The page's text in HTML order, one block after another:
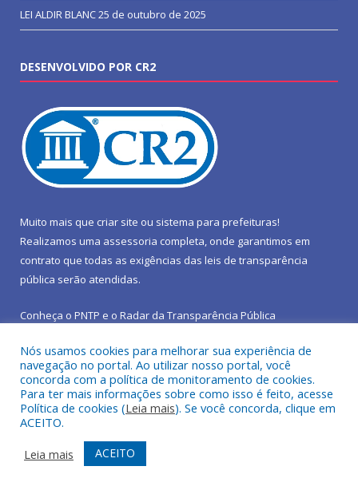
LEI ALDIR BLANC25 de outubro de 2025
DESENVOLVIDO POR CR2
Muito mais que criar site ou sistema para prefeituras!
Realizamos uma assessoria completa, onde garantimos em
contrato que todas as exigências das leis de transparência
pública serão atendidas.
Conheça o PNTP e o Radar da Transparência Pública
Todos os direitos reservados a Prefeitura Municipal de São João
do Araguaia.
Mapa do Site
Acessar Área Administrativa
Acessar Webmail
Nós usamos cookies para melhorar sua experiência de
navegação no portal. Ao utilizar nosso portal, você
concorda com a política de monitoramento de cookies.
Para ter mais informações sobre como isso é feito, acesse
Política de cookies (Leia mais). Se você concorda, clique em
ACEITO.
Leia mais
ACEITO